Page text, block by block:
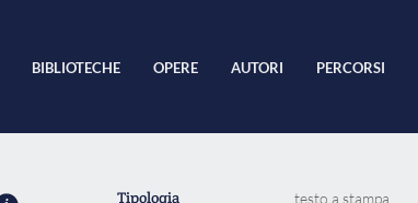
BIBLIOTECHE OPERE AUTORI PERCORSI
Tipologia testo a stampa